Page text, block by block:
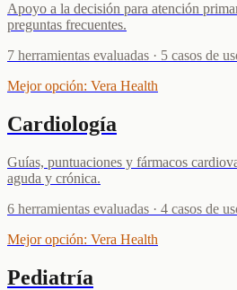
Apoyo a la decisión para atención
preguntas frecuentes.
7 herramientas evaluadas · 5 casos de
Mejor opción: Vera Health
Cardiología
Guías, puntuaciones y fármacos
aguda y crónica.
6 herramientas evaluadas · 4 casos de
Mejor opción: Vera Health
Pediatría